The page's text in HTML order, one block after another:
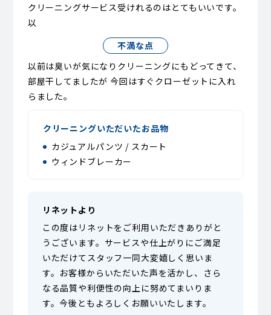
クリーニングサービス受けれるのはとてもいいです。
以
不満な点
以前は臭いが気になりクリーニングにもどってきて、
部屋干してましたが 今回はすぐクローゼットに入れ
らました。
クリーニングいただいたお品物
カジュアルパンツ / スカート
ウィンドブレーカー
リネットより
この度はリネットをご利用いただきありがと
うございます。サービスや仕上がりにご満足
いただけてスタッフ一同大変嬉しく思いま
す。お客様からいただいた声を活かし、さら
なる品質や利便性の向上に努めてまいりま
す。今後ともよろしくお願いいたします。